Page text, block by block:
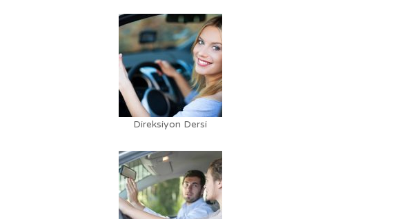
Direksiyon Dersi